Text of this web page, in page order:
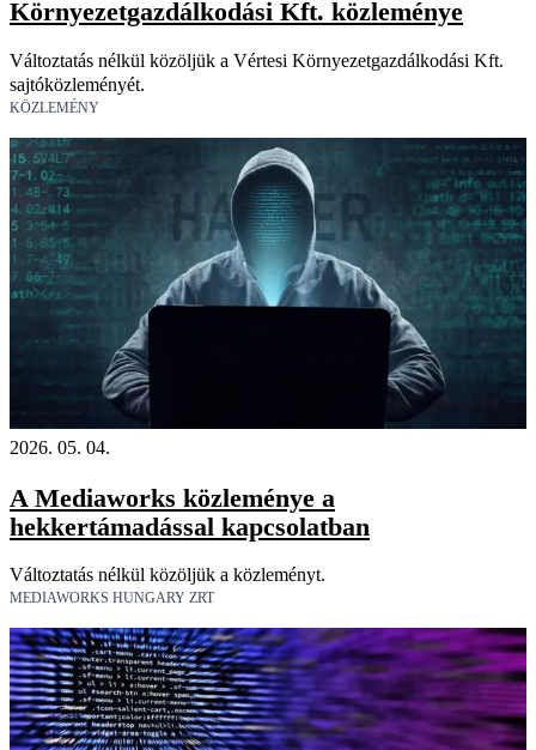
Környezetgazdálkodási Kft. közleménye
Változtatás nélkül közöljük a Vértesi Környezetgazdálkodási Kft.
sajtóközleményét.
KÖZLEMÉNY
2026. 05. 04.
A Mediaworks közleménye a
hekkertámadással kapcsolatban
Változtatás nélkül közöljük a közleményt.
MEDIAWORKS HUNGARY ZRT